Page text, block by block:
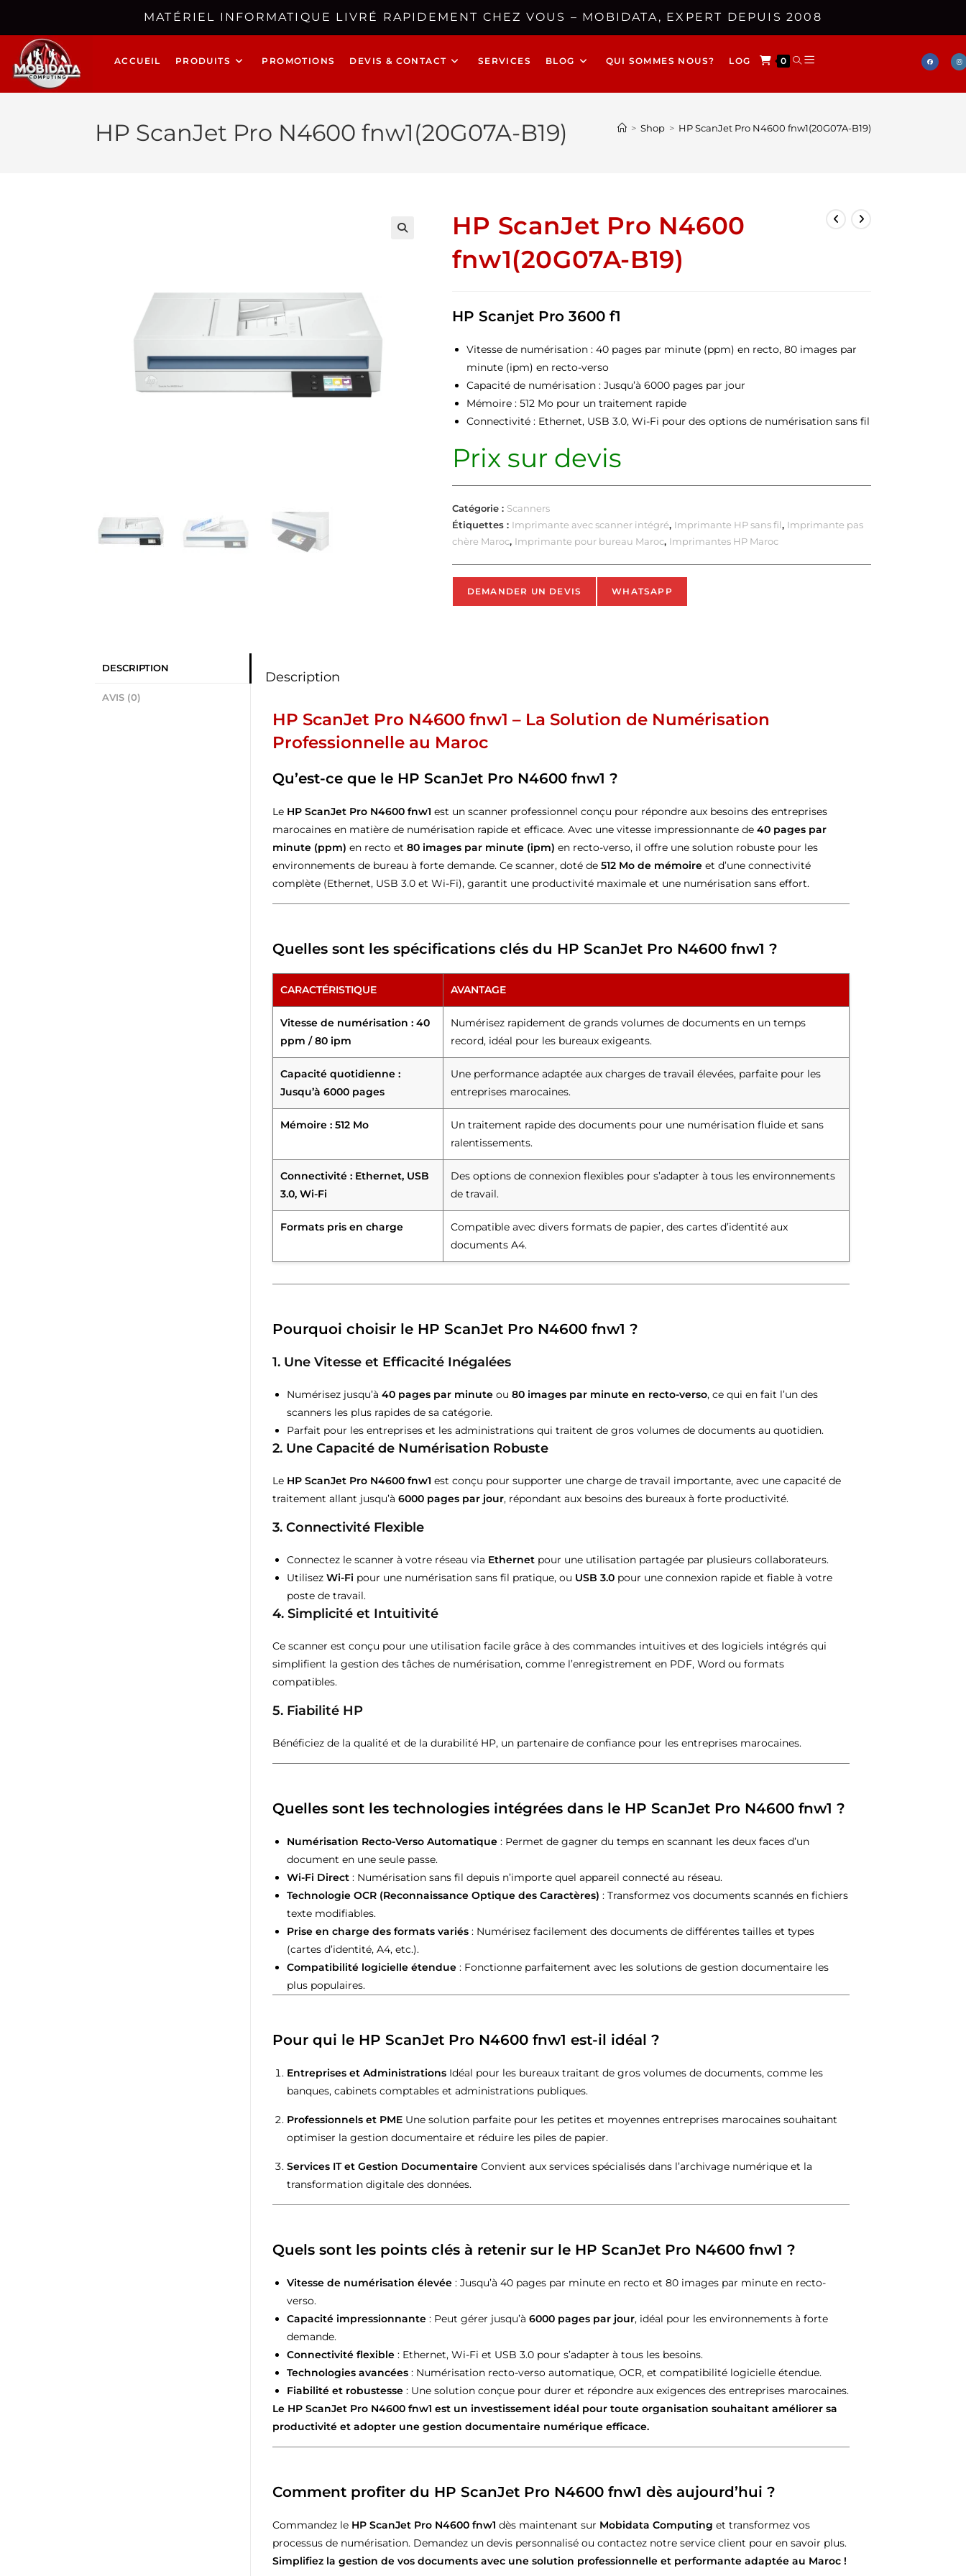
MATÉRIEL INFORMATIQUE LIVRÉ RAPIDEMENT CHEZ VOUS – MOBIDATA, EXPERT DEPUIS 2008
ACCUEIL PRODUITS PROMOTIONS DEVIS & CONTACT SERVICES BLOG QUI SOMMES NOUS? LOG 0
HP ScanJet Pro N4600 fnw1(20G07A-B19) > Shop > HP ScanJet Pro N4600 fnw1(20G07A-B19)
HP ScanJet Pro N4600
fnw1(20G07A-B19)
HP Scanjet Pro 3600 f1
Vitesse de numérisation : 40 pages par minute (ppm) en recto, 80 images par
minute (ipm) en recto-verso
Capacité de numérisation : Jusqu’à 6000 pages par jour
Mémoire : 512 Mo pour un traitement rapide
Connectivité : Ethernet, USB 3.0, Wi-Fi pour des options de numérisation sans fil
Prix sur devis
Catégorie : Scanners
Étiquettes : Imprimante avec scanner intégré, Imprimante HP sans fil, Imprimante pas
chère Maroc, Imprimante pour bureau Maroc, Imprimantes HP Maroc
DEMANDER UN DEVIS WHATSAPP
DESCRIPTION
AVIS (0)
Description
HP ScanJet Pro N4600 fnw1 – La Solution de Numérisation
Professionnelle au Maroc
Qu’est-ce que le HP ScanJet Pro N4600 fnw1 ?
Le HP ScanJet Pro N4600 fnw1 est un scanner professionnel conçu pour répondre aux besoins des entreprises
marocaines en matière de numérisation rapide et efficace. Avec une vitesse impressionnante de 40 pages par
minute (ppm) en recto et 80 images par minute (ipm) en recto-verso, il offre une solution robuste pour les
environnements de bureau à forte demande. Ce scanner, doté de 512 Mo de mémoire et d’une connectivité
complète (Ethernet, USB 3.0 et Wi-Fi), garantit une productivité maximale et une numérisation sans effort.
Quelles sont les spécifications clés du HP ScanJet Pro N4600 fnw1 ?
CARACTÉRISTIQUE AVANTAGE
Vitesse de numérisation : 40
ppm / 80 ipm
Numérisez rapidement de grands volumes de documents en un temps
record, idéal pour les bureaux exigeants.
Capacité quotidienne :
Jusqu’à 6000 pages
Une performance adaptée aux charges de travail élevées, parfaite pour les
entreprises marocaines.
Mémoire : 512 Mo
Un traitement rapide des documents pour une numérisation fluide et sans
ralentissements.
Connectivité : Ethernet, USB
3.0, Wi-Fi
Des options de connexion flexibles pour s’adapter à tous les environnements
de travail.
Formats pris en charge
Compatible avec divers formats de papier, des cartes d’identité aux
documents A4.
Pourquoi choisir le HP ScanJet Pro N4600 fnw1 ?
1. Une Vitesse et Efficacité Inégalées
Numérisez jusqu’à 40 pages par minute ou 80 images par minute en recto-verso, ce qui en fait l’un des
scanners les plus rapides de sa catégorie.
Parfait pour les entreprises et les administrations qui traitent de gros volumes de documents au quotidien.
2. Une Capacité de Numérisation Robuste
Le HP ScanJet Pro N4600 fnw1 est conçu pour supporter une charge de travail importante, avec une capacité de
traitement allant jusqu’à 6000 pages par jour, répondant aux besoins des bureaux à forte productivité.
3. Connectivité Flexible
Connectez le scanner à votre réseau via Ethernet pour une utilisation partagée par plusieurs collaborateurs.
Utilisez Wi-Fi pour une numérisation sans fil pratique, ou USB 3.0 pour une connexion rapide et fiable à votre
poste de travail.
4. Simplicité et Intuitivité
Ce scanner est conçu pour une utilisation facile grâce à des commandes intuitives et des logiciels intégrés qui
simplifient la gestion des tâches de numérisation, comme l’enregistrement en PDF, Word ou formats
compatibles.
5. Fiabilité HP
Bénéficiez de la qualité et de la durabilité HP, un partenaire de confiance pour les entreprises marocaines.
Quelles sont les technologies intégrées dans le HP ScanJet Pro N4600 fnw1 ?
Numérisation Recto-Verso Automatique : Permet de gagner du temps en scannant les deux faces d’un
document en une seule passe.
Wi-Fi Direct : Numérisation sans fil depuis n’importe quel appareil connecté au réseau.
Technologie OCR (Reconnaissance Optique des Caractères) : Transformez vos documents scannés en fichiers
texte modifiables.
Prise en charge des formats variés : Numérisez facilement des documents de différentes tailles et types
(cartes d’identité, A4, etc.).
Compatibilité logicielle étendue : Fonctionne parfaitement avec les solutions de gestion documentaire les
plus populaires.
Pour qui le HP ScanJet Pro N4600 fnw1 est-il idéal ?
Entreprises et Administrations Idéal pour les bureaux traitant de gros volumes de documents, comme les
banques, cabinets comptables et administrations publiques.
Professionnels et PME Une solution parfaite pour les petites et moyennes entreprises marocaines souhaitant
optimiser la gestion documentaire et réduire les piles de papier.
Services IT et Gestion Documentaire Convient aux services spécialisés dans l’archivage numérique et la
transformation digitale des données.
Quels sont les points clés à retenir sur le HP ScanJet Pro N4600 fnw1 ?
Vitesse de numérisation élevée : Jusqu’à 40 pages par minute en recto et 80 images par minute en recto-
verso.
Capacité impressionnante : Peut gérer jusqu’à 6000 pages par jour, idéal pour les environnements à forte
demande.
Connectivité flexible : Ethernet, Wi-Fi et USB 3.0 pour s’adapter à tous les besoins.
Technologies avancées : Numérisation recto-verso automatique, OCR, et compatibilité logicielle étendue.
Fiabilité et robustesse : Une solution conçue pour durer et répondre aux exigences des entreprises marocaines.
Le HP ScanJet Pro N4600 fnw1 est un investissement idéal pour toute organisation souhaitant améliorer sa
productivité et adopter une gestion documentaire numérique efficace.
Comment profiter du HP ScanJet Pro N4600 fnw1 dès aujourd’hui ?
Commandez le HP ScanJet Pro N4600 fnw1 dès maintenant sur Mobidata Computing et transformez vos
processus de numérisation. Demandez un devis personnalisé ou contactez notre service client pour en savoir plus.
Simplifiez la gestion de vos documents avec une solution professionnelle et performante adaptée au Maroc !